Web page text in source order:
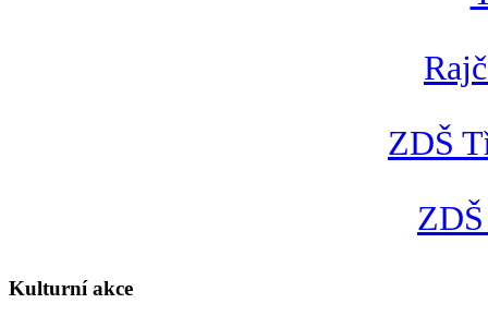
ZDŠ
Kulturní akce